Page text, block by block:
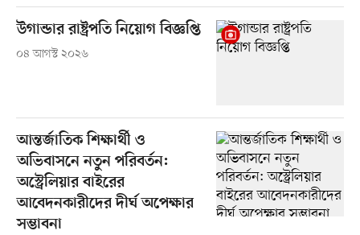
উগান্ডার রাষ্ট্রপতি নিয়োগ বিজ্ঞপ্তি
০৪ আগস্ট ২০২৬
আন্তর্জাতিক শিক্ষার্থী ও
অভিবাসনে নতুন পরিবর্তন:
অস্ট্রেলিয়ার বাইরের
আবেদনকারীদের দীর্ঘ অপেক্ষার
সম্ভাবনা